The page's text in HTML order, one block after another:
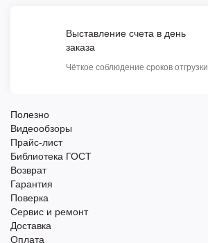
Выставление счета в день
заказа
Чёткое соблюдение сроков отгрузки
Полезно
Видеообзоры
Прайс-лист
Библиотека ГОСТ
Возврат
Гарантия
Поверка
Сервис и ремонт
Доставка
Оплата